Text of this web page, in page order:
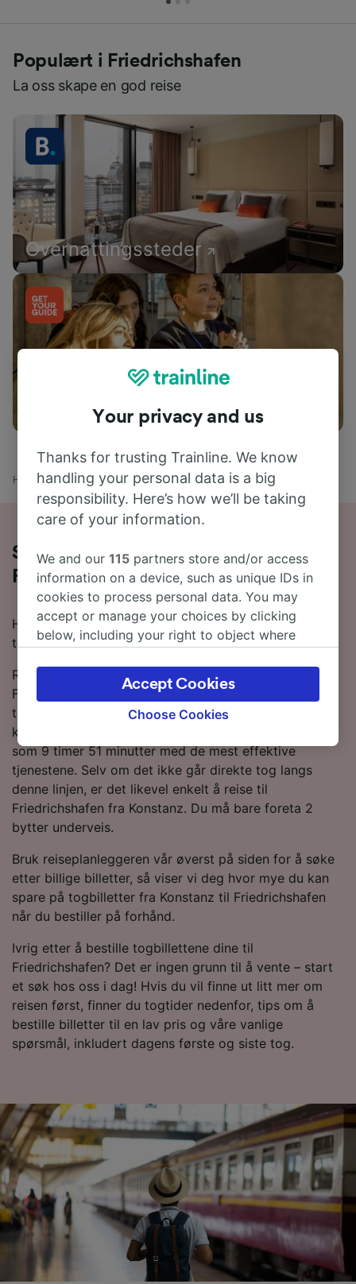
Populært i Friedrichshafen
La oss skape en god reise
Overnattingssteder
Aktiviteter
Hjem Togtider Konstanz til Friedrichshafen
Slik reiser du fra Konstanz til
Friedrichshafen med tog
Hvis du vil reise fra Konstanz til Friedrichshafen med
tog, har du kommet til riktig sted.
Rundt 21 tog per dag går mellom Konstanz og
Friedrichshafen, med gjennomsnittlige togtider på 15
timer 31 minutter for å tilbakelegge hele reisen på 22
km. Hvis du vil reise raskest mulig, kan det ta så lite
som 9 timer 51 minutter med de mest effektive
tjenestene. Selv om det ikke går direkte tog langs
denne linjen, er det likevel enkelt å reise til
Friedrichshafen fra Konstanz. Du må bare foreta 2
bytter underveis.
Bruk reiseplanleggeren vår øverst på siden for å søke
etter billige billetter, så viser vi deg hvor mye du kan
spare på togbilletter fra Konstanz til Friedrichshafen
når du bestiller på forhånd.
Ivrig etter å bestille togbillettene dine til
Friedrichshafen? Det er ingen grunn til å vente – start
et søk hos oss i dag! Hvis du vil finne ut litt mer om
reisen først, finner du togtider nedenfor, tips om å
bestille billetter til en lav pris og våre vanlige
spørsmål, inkludert dagens første og siste tog.
Your privacy and us
Thanks for trusting Trainline. We know
handling your personal data is a big
responsibility. Here’s how we’ll be taking
care of your information.
We and our115 partners store and/or access
information on a device, such as unique IDs in
cookies to process personal data. You may
accept or manage your choices by clicking
below, including your right to object where
the privacy policy page. These choices will be
signaled to our partners and will not affect
browsing data. Your data will not be used for
track you.
We and our partners process data to provide:
Use precise geolocation data. Actively scan
device characteristics for identification. Store
and/or access information on a device.
advertising and content measurement,
audience research and services development.
List of Partners
Choose Cookies
Accept Cookies